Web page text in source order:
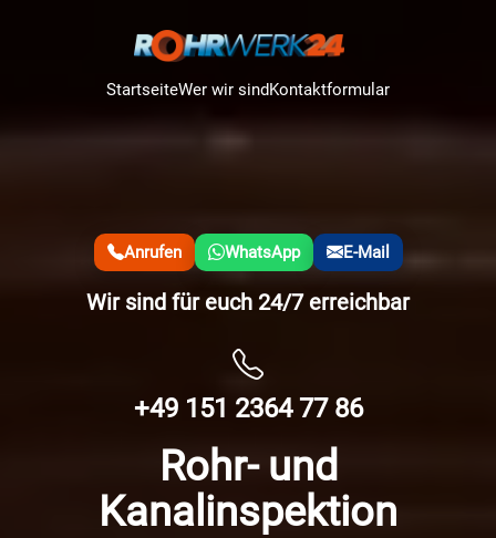
StartseiteWer wir sindKontaktformular
Anrufen WhatsApp E-Mail
Wir sind für euch 24/7 erreichbar
+49 151 2364 77 86
Rohr- und
Kanalinspektion